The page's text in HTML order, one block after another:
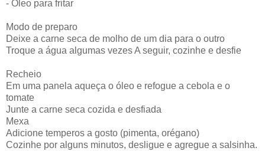
- Óleo para fritar
Modo de preparo
Deixe a carne seca de molho de um dia para o outro
Troque a água algumas vezes A seguir, cozinhe e desfie
Recheio
Em uma panela aqueça o óleo e refogue a cebola e o
tomate
Junte a carne seca cozida e desfiada
Mexa
Adicione temperos a gosto (pimenta, orégano)
Cozinhe por alguns minutos, desligue e agregue a salsinha.